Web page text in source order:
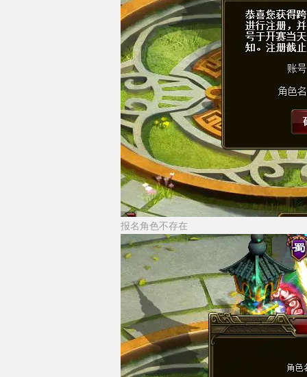
报名角色不存在